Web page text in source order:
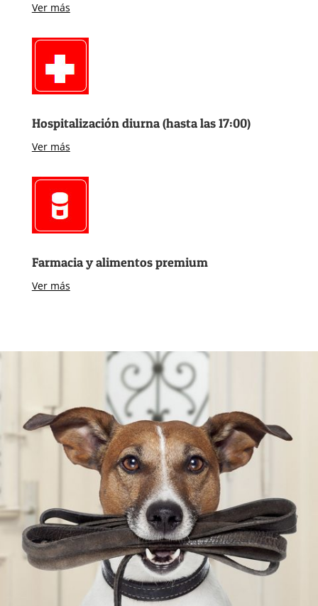
Ver más
Hospitalización diurna (hasta las 17:00)
Ver más
Farmacia y alimentos premium
Ver más